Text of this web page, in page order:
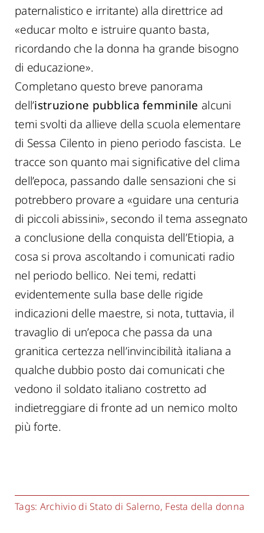
paternalistico e irritante) alla direttrice ad
«educar molto e istruire quanto basta,
ricordando che la donna ha grande bisogno
di educazione».
Completano questo breve panorama
dell’istruzione pubblica femminile alcuni
temi svolti da allieve della scuola elementare
di Sessa Cilento in pieno periodo fascista. Le
tracce son quanto mai significative del clima
dell’epoca, passando dalle sensazioni che si
potrebbero provare a «guidare una centuria
di piccoli abissini», secondo il tema assegnato
a conclusione della conquista dell’Etiopia, a
cosa si prova ascoltando i comunicati radio
nel periodo bellico. Nei temi, redatti
evidentemente sulla base delle rigide
indicazioni delle maestre, si nota, tuttavia, il
travaglio di un’epoca che passa da una
granitica certezza nell’invincibilità italiana a
qualche dubbio posto dai comunicati che
vedono il soldato italiano costretto ad
indietreggiare di fronte ad un nemico molto
più forte.
Tags: Archivio di Stato di Salerno, Festa della donna